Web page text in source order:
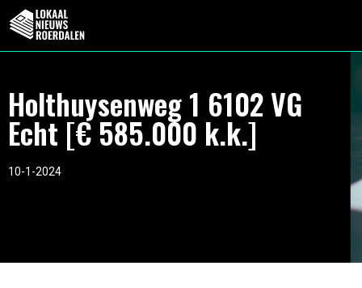
Holthuysenweg 1 6102 VG
Echt [€ 585.000 k.k.]
10-1-2024